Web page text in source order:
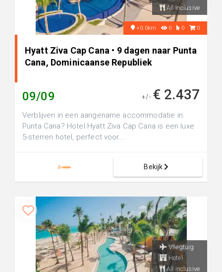
All inclusive
+0.0km 0 0 0
Hyatt Ziva Cap Cana • 9 dagen naar Punta
Cana, Dominicaanse Republiek
09/09 +/- € 2.437
Verblijven in een aangename accommodatie in
Punta Cana? Hotel Hyatt Ziva Cap Cana is een luxe
5-sterren hotel, perfect voor...
Bekijk
Vliegtuig
Hotel
All inclusive